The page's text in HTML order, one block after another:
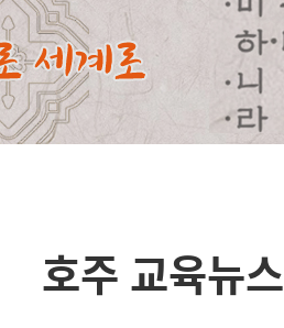
호주 교육뉴스